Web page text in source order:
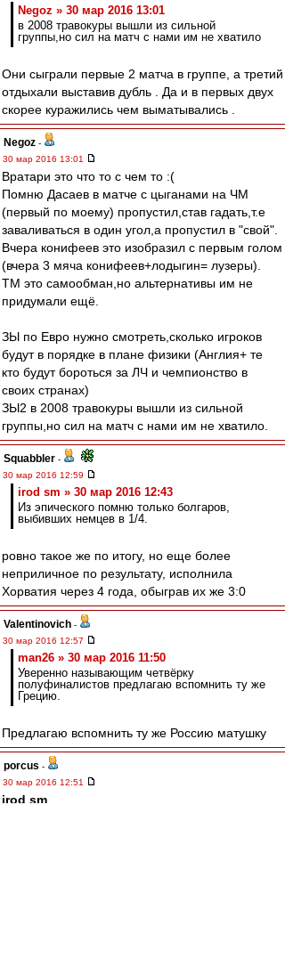
Negoz » 30 мар 2016 13:01
в 2008 травокуры вышли из сильной
группы,но сил на матч с нами им не хватило
Они сыграли первые 2 матча в группе, а третий
отдыхали выставив дубль . Да и в первых двух
скорее куражились чем выматывались .
Negoz -
30 мар 2016 13:01
Вратари это что то с чем то :(
Помню Дасаев в матче с цыганами на ЧМ
(первый по моему) пропустил,став гадать,т.е
заваливаться в один угол,а пропустил в "свой".
Вчера конифеев это изобразил с первым голом
(вчера 3 мяча конифеев+лодыгин= лузеры).
ТМ это самообман,но альтернативы им не
придумали ещё.
ЗЫ по Евро нужно смотреть,сколько игроков
будут в порядке в плане физики (Англия+ те
кто будут бороться за ЛЧ и чемпионство в
своих странах)
ЗЫ2 в 2008 травокуры вышли из сильной
группы,но сил на матч с нами им не хватило.
Squabbler -
30 мар 2016 12:59
irod sm » 30 мар 2016 12:43
Из эпического помню только болгаров,
выбивших немцев в 1/4.
ровно такое же по итогу, но еще более
неприличное по результату, исполнила
Хорватия через 4 года, обыграв их же 3:0
Valentinovich -
30 мар 2016 12:57
man26 » 30 мар 2016 11:50
Уверенно называющим четвёрку
полуфиналистов предлагаю вспомнить ту же
Грецию.
Предлагаю вспомнить ту же Россию матушку
porcus -
30 мар 2016 12:51
irod sm